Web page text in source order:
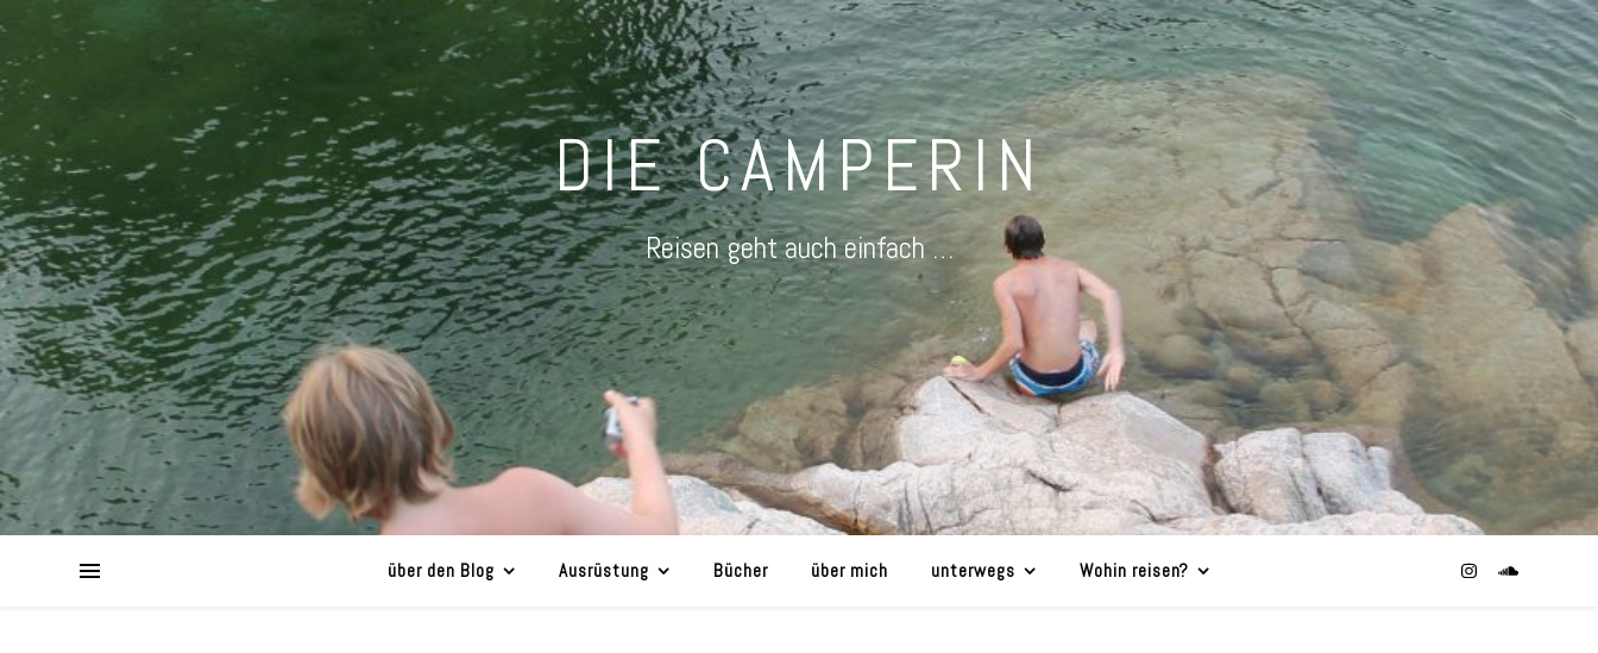
DIE CAMPERIN
Reisen geht auch einfach …
über den Blog Ausrüstung Bücher über mich unterwegs Wohin reisen?